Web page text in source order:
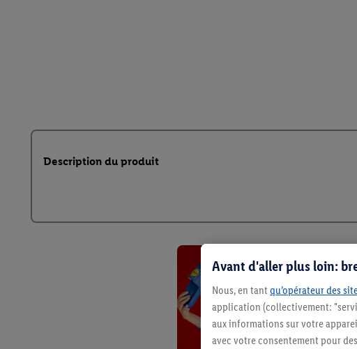
Description du produit
Avant d'aller plus loin:
Nous, en tant qu’opérateur des
application (collectivement:
aux informations sur votre
avec votre consentement pour